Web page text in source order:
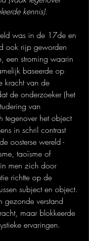
kennis).
was in de 17de en
ook rijp geworden
een stroming waarin
baseerde op
kracht van de
de onderzoeker (het
van
tegenover het object
in schril contrast
oosterse wereld -
taoïsme of
men zich door
richtte op de
subject en object.
gezonde verstand
maar blokkeerde
ervaringen.